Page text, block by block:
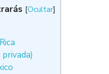
[Ocultar]